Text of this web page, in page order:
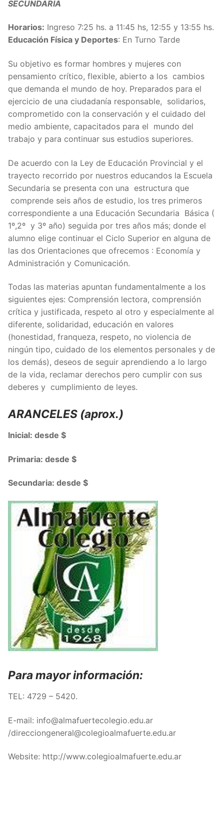
SECUNDARIA
Horarios: Ingreso 7:25 hs. a 11:45 hs, 12:55 y 13:55 hs.
Educación Física y Deportes: En Turno Tarde
Su objetivo es formar hombres y mujeres con
pensamiento crítico, flexible, abierto a los cambios
que demanda el mundo de hoy. Preparados para el
ejercicio de una ciudadanía responsable, solidarios,
comprometido con la conservación y el cuidado del
medio ambiente, capacitados para el mundo del
trabajo y para continuar sus estudios superiores.
De acuerdo con la Ley de Educación Provincial y el
trayecto recorrido por nuestros educandos la Escuela
Secundaria se presenta con una estructura que
comprende seis años de estudio, los tres primeros
correspondiente a una Educación Secundaria Básica (
1º,2º y 3º año) seguida por tres años más; donde el
alumno elige continuar el Ciclo Superior en alguna de
las dos Orientaciones que ofrecemos : Economía y
Administración y Comunicación.
Todas las materias apuntan fundamentalmente a los
siguientes ejes: Comprensión lectora, comprensión
crítica y justificada, respeto al otro y especialmente al
diferente, solidaridad, educación en valores
(honestidad, franqueza, respeto, no violencia de
ningún tipo, cuidado de los elementos personales y de
los demás), deseos de seguir aprendiendo a lo largo
de la vida, reclamar derechos pero cumplir con sus
deberes y cumplimiento de leyes.
ARANCELES (aprox.)
Inicial: desde $
Primaria: desde $
Secundaria: desde $
Para mayor información:
TEL: 4729 – 5420.
E-mail: info@almafuertecolegio.edu.ar
/direcciongeneral@colegioalmafuerte.edu.ar
Website: http://www.colegioalmafuerte.edu.ar